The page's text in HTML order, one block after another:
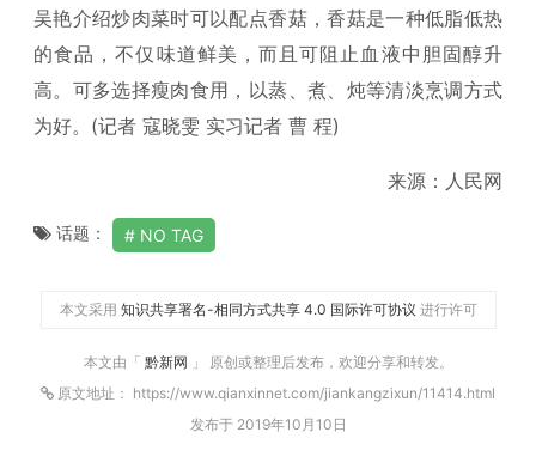
吴艳介绍炒肉菜时可以配点香菇，香菇是一种低脂低热
的食品，不仅味道鲜美，而且可阻止血液中胆固醇升
高。可多选择瘦肉食用，以蒸、煮、炖等清淡烹调方式
为好。(记者 寇晓雯 实习记者 曹 程)
来源：人民网
话题： NO TAG
本文采用 知识共享署名-相同方式共享 4.0 国际许可协议 进行许可
本文由「 黔新网 」 原创或整理后发布，欢迎分享和转发。
原文地址： https://www.qianxinnet.com/jiankangzixun/11414.html
发布于 2019年10月10日